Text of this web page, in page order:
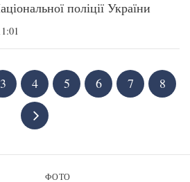
поліції України
3 4 5 6 7 8
ФОТО